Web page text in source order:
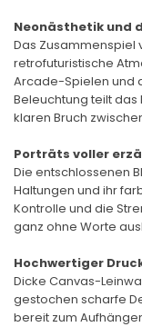
Neonästhetik und
Das Zusammenspiel
retrofuturistische
Arcade-Spielen und
Beleuchtung teilt das
klaren Bruch
Porträts voller
Die entschlossenen
Haltungen und ihr
Kontrolle und die
ganz ohne Worte
Hochwertiger
Dicke Canvas-
gestochen scharfe
bereit zum